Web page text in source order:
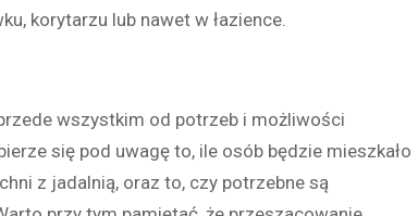
korytarzu lub nawet w łazience.
wszystkim od potrzeb i możliwości
się pod uwagę to, ile osób będzie mieszkało
z jadalnią, oraz to, czy potrzebne są